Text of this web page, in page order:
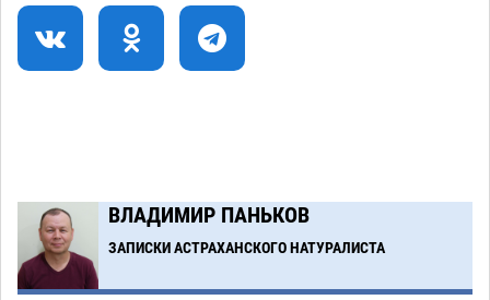
крупной партии прегабалина
ВЛАДИМИР ПАНЬКОВ
ЗАПИСКИ АСТРАХАНСКОГО НАТУРАЛИСТА